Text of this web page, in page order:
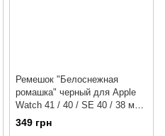
Ремешок "Белоснежная
ромашка" черный для Apple
Watch 41 / 40 / SE 40 / 38 мм
+ резинка для волос
349 грн